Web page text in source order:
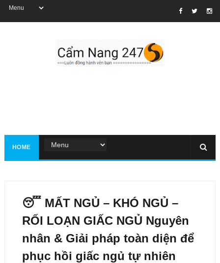
HOME
😴 MẤT NGỦ – KHÓ NGỦ –
RỐI LOẠN GIẤC NGỦ Nguyên
nhân & Giải pháp toàn diện để
phục hồi giấc ngủ tự nhiên